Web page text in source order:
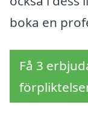
boka en
Få 3